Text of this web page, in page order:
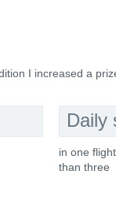
I increased a
Daily
in one
than three